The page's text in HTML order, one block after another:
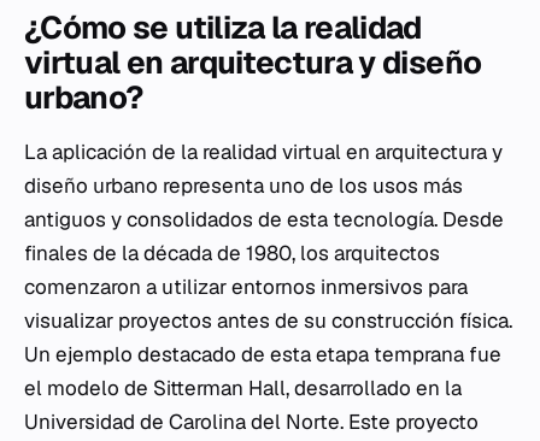
¿Cómo se utiliza la realidad
virtual en arquitectura y diseño
urbano?
La aplicación de la realidad virtual en arquitectura y
diseño urbano representa uno de los usos más
antiguos y consolidados de esta tecnología. Desde
finales de la década de 1980, los arquitectos
comenzaron a utilizar entornos inmersivos para
visualizar proyectos antes de su construcción física.
Un ejemplo destacado de esta etapa temprana fue
el modelo de Sitterman Hall, desarrollado en la
Universidad de Carolina del Norte. Este proyecto